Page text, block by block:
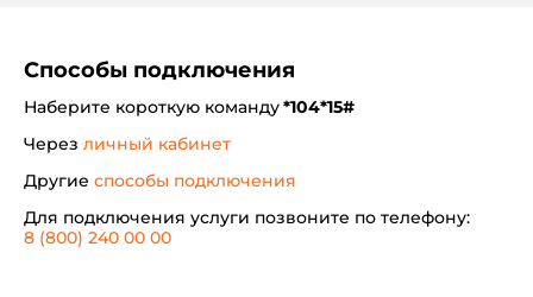
Способы подключения
Наберите короткую команду*104*15#
Через личный кабинет
Другие способы подключения
Для подключения услуги позвоните по телефону:
8 (800) 240 00 00